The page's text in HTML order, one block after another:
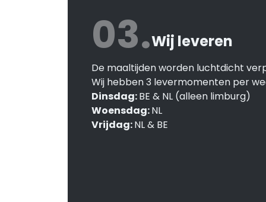
03.Wij leveren
De maaltijden worden luchtdicht
Wij hebben 3 levermomenten per
Dinsdag:BE & NL (alleen limburg)
Woensdag:NL
Vrijdag:NL & BE